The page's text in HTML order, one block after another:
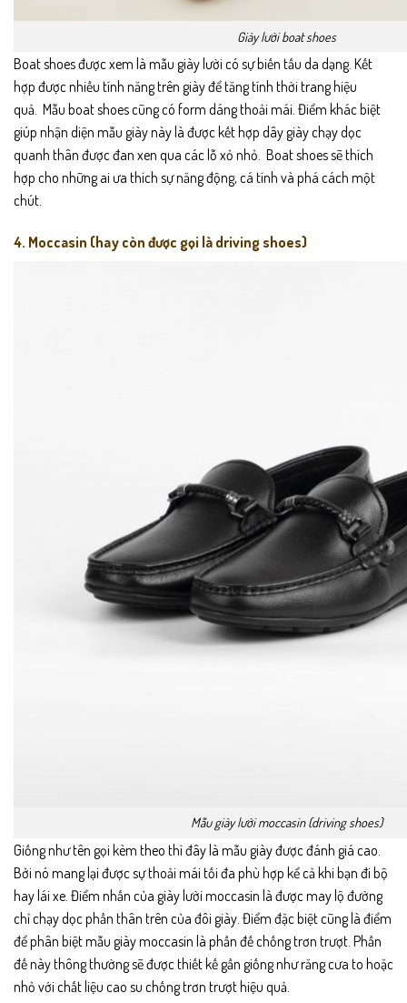
Giày lười boat shoes
Boat shoesđược xem là mẫu giày lười có sự biến tấu da dạng. Kết
hợp được nhiều tính năng trên giày để tăng tính thời trang hiệu
quả. Mẫu boat shoes cũng có form dáng thoải mái. Điểm khác biệt
giúp nhận diện mẫu giày này là được kết hợp dây giày chạy dọc
quanh thân được đan xen qua các lỗ xỏ nhỏ. Boat shoes sẽ thích
hợp cho những ai ưa thích sự năng động, cá tính và phá cách một
chút.
4. Moccasin (hay còn được gọi là driving shoes)
Mẫu giày lười moccasin (driving shoes)
Giống như tên gọi kèm theo thì đây là mẫu giày được đánh giá cao.
Bởi nó mang lại được sự thoải mái tối đa phù hợp kể cả khi bạn đi bộ
hay lái xe. Điểm nhấn của giày lười moccasin là được may lộ đường
chỉ chạy dọc phần thân trên của đôi giày. Điểm đặc biệt cũng là điểm
để phân biệt mẫu giày moccasin là phần đế chống trơn trượt. Phần
đế này thông thường sẽ được thiết kế gần giống như răng cưa to hoặc
nhỏ với chất liệu cao su chống trơn trượt hiệu quả.